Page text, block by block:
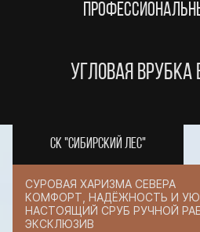
УГЛОВАЯ ВРУБКА
СК "СИБИРСКИЙ ЛЕС"
СУРОВАЯ ХАРИЗМА СЕВЕРА
КОМФОРТ, НАДЁЖНОСТЬ И
НАСТОЯЩИЙ СРУБ РУЧНОЙ
ЭКСКЛЮЗИВ